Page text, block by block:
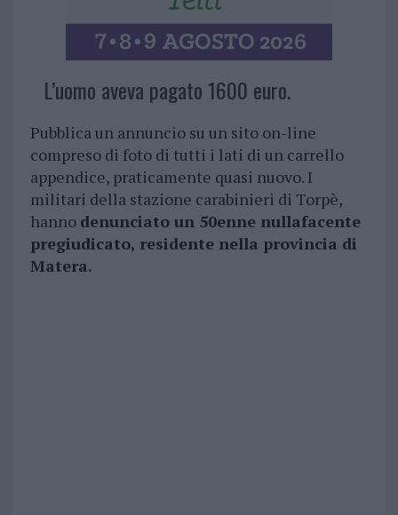
L’uomo aveva pagato 1600 euro.
Pubblica un annuncio su un sito on-line
compreso di foto di tutti i lati di un carrello
appendice, praticamente quasi nuovo. I
militari della stazione carabinieri di Torpè,
hanno denunciato un 50enne nullafacente
pregiudicato, residente nella provincia di
Matera.